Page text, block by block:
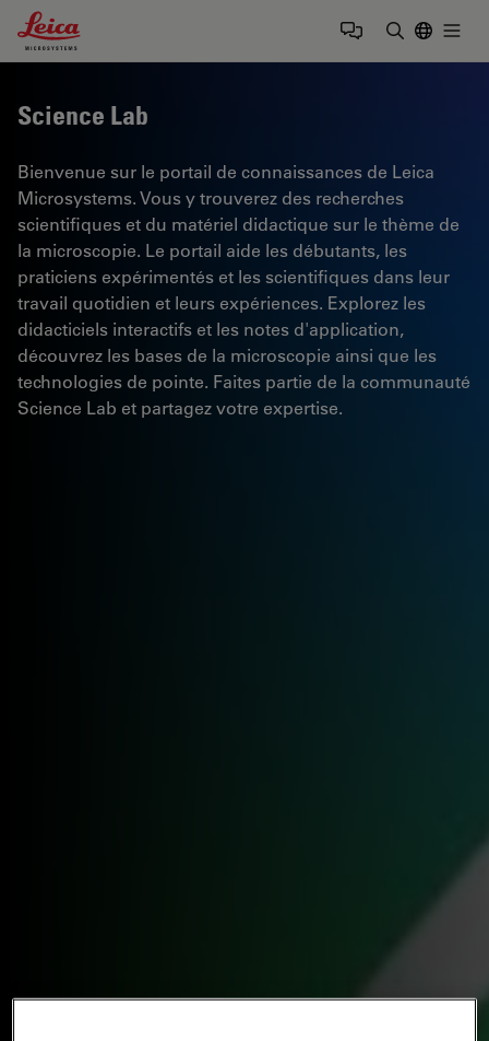
Leica Microsystems Logo
Science Lab
Bienvenue sur le portail de connaissances de Leica
Microsystems. Vous y trouverez des recherches
scientifiques et du matériel didactique sur le thème de
la microscopie. Le portail aide les débutants, les
praticiens expérimentés et les scientifiques dans leur
travail quotidien et leurs expériences. Explorez les
didacticiels interactifs et les notes d'application,
découvrez les bases de la microscopie ainsi que les
technologies de pointe. Faites partie de la communauté
Science Lab et partagez votre expertise.